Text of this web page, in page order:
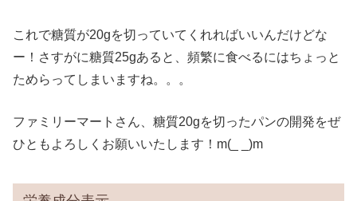
これで糖質が20gを切っていてくれればいいんだけどな
ー！さすがに糖質25gあると、頻繁に食べるにはちょっと
ためらってしまいますね。。。
ファミリーマートさん、糖質20gを切ったパンの開発をぜ
ひともよろしくお願いいたします！m(_ _)m